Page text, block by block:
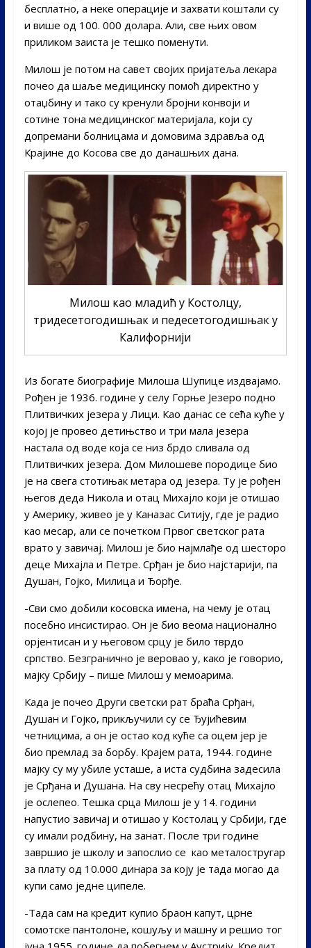
бесплатно, а неке операције и захвати коштали су
и више од 100. 000 долара. Али, све њих овом
приликом заиста је тешко поменути.
Милош је потом на савет својих пријатеља лекара
почео да шаље медицинску помоћ директно у
отаџбину и тако су кренули бројни конвоји и
сотине тона медицинског материјала, који су
допремани болницама и домовима здравља од
Крајине до Косова све до данашњих дана.
Милош као младић у Костолцу,
тридесетогодишњак и педесетогодишњак у
Калифорнији
Из богате биографије Милоша Шупице издвајамо.
Рођен је 1936. године у селу Горње Језеро подно
Плитвичких језера у Лици. Као данас се сећа куће у
којој је провео детињство и три мала језера
настала од воде која се низ брдо сливала од
Плитвичких језера. Дом Милошеве породице био
је на свега стотињак метара од језера. Ту је рођен
његов деда Никола и отац Михајло који је отишао
у Америку, живео је у Каназас Ситију, где је радио
као месар, али се почетком Првог светског рата
врато у завичај. Милош је био најмлађе од шесторо
деце Михајла и Петре. Срђан је био најстарији, па
Душан, Гојко, Милица и Ђорђе.
-Сви смо добили косовска имена, на чему је отац
посебно инсистирао. Он је био веома национално
орјентисан и у његовом срцу је било тврдо
српство. Безгранично је веровао у, како је говорио,
мајку Србију – пише Милош у мемоарима.
Када је почео Други светски рат браћа Срђан,
Душан и Гојко, прикључили су се Ђујићевим
четницима, а он је остао код куће са оцем јер је
био премлад за борбу. Крајем рата, 1944. године
мајку су му убиле усташе, а иста судбина задесила
је Срђана и Душана. На сву несрећу отац Михајло
је ослепео. Тешка срца Милош је у 14. години
напустио завичај и отишао у Костолац у Србији, где
су имали родбину, на занат. После три године
завршио је школу и запослио се као металостругар
за плату од 10.000 динара за коју је тада могао да
купи само једне ципеле.
-Тада сам на кредит купио браон капут, црне
сомотске пантолоне, кошуљу и машну и решио тог